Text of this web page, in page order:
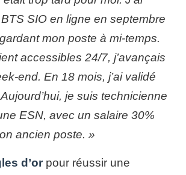
SIO en ligne en septembre
mon poste à mi-temps.
accessibles 24/7, j’avançais
end. En 18 mois, j’ai validé
je suis technicienne
ESN, avec un salaire 30%
ancien poste. »
d’orpour réussir une